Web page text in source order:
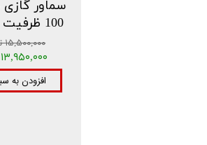
100 ظرفیت 100 لیتر
۱۵,۵۰۰,۰۰۰ تومان
۱۳,۹۵۰,۰۰۰ تومان
افزودن به